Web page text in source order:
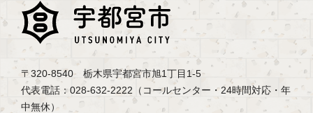
〒320-8540 栃木県宇都宮市旭1丁目1-5
代表電話：028-632-2222（コールセンター・24時間対応・年
中無休）